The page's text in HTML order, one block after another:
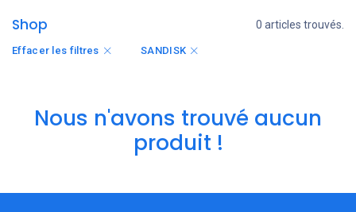
Shop 0 articles trouvés.
Effacer les filtres SANDISK
Nous n'avons trouvé aucun
produit !